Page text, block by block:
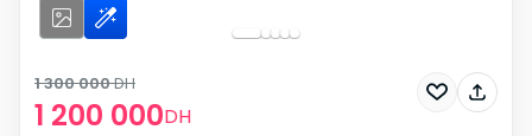
1 200 000DH
1 300 000DH